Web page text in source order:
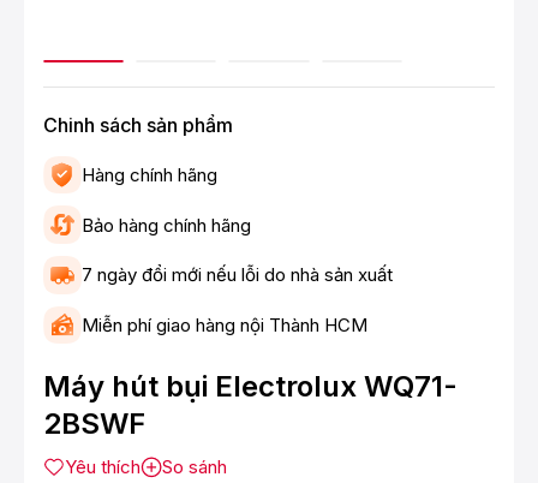
Chinh sách sản phẩm
Hàng chính hãng
Bảo hàng chính hãng
7 ngày đổi mới nếu lỗi do nhà sản xuất
Miễn phí giao hàng nội Thành HCM
Máy hút bụi Electrolux WQ71-
2BSWF
Yêu thích
So sánh